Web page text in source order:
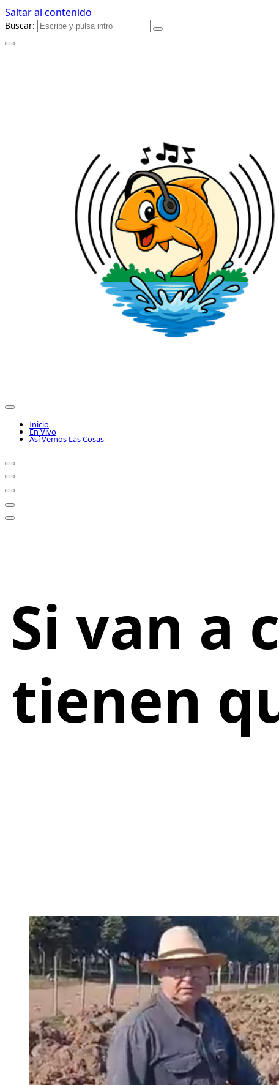
Saltar al contenido
Buscar:
Inicio
En Vivo
Así Vemos Las Cosas
Si van a
tienen